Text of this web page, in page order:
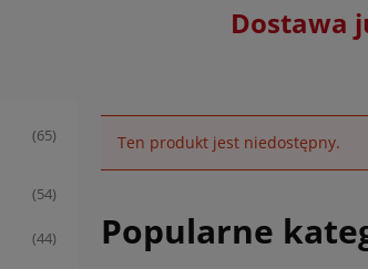
Dostawa
(65)
(54)
(44)
Ten produkt jest niedostępny.
Popularne